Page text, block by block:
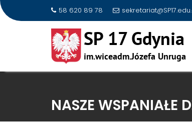
58 620 89 78
NASZE WSPANIAŁE